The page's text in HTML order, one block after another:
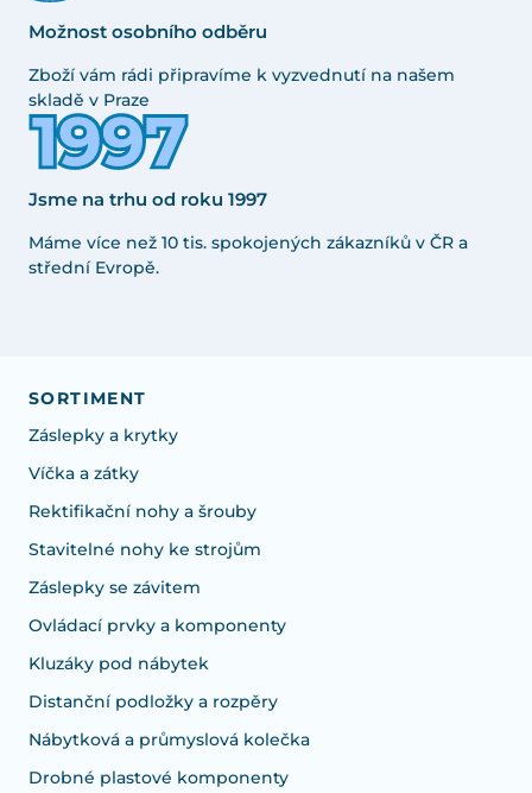
Možnost osobního odběru
Zboží vám rádi připravíme k vyzvednutí na našem
skladě v Praze
Jsme na trhu od roku 1997
Máme více než 10 tis. spokojených zákazníků v ČR a
střední Evropě.
SORTIMENT
Záslepky a krytky
Víčka a zátky
Rektifikační nohy a šrouby
Stavitelné nohy ke strojům
Záslepky se závitem
Ovládací prvky a komponenty
Kluzáky pod nábytek
Distanční podložky a rozpěry
Nábytková a průmyslová kolečka
Drobné plastové komponenty